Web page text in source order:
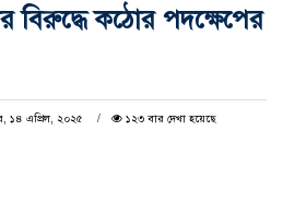
বিরুদ্ধে কঠোর পদক্ষেপের
এপ্রিল, ২০২৫ ১২৩ বার দেখা হয়েছে